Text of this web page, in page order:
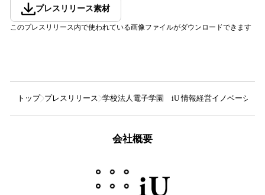
プレスリリース素材
このプレスリリース内で使われている画像ファイルがダウンロードできます
トップ プレスリリース 学校法人電子学園 iU 情報経営イノベーショ
会社概要